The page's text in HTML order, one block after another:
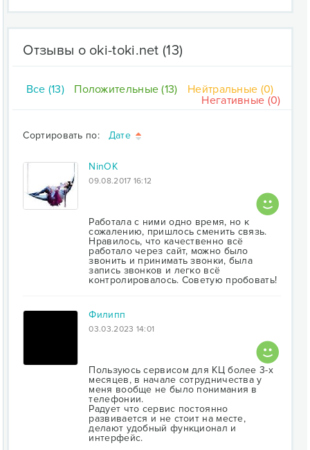
Отзывы о oki-toki.net (13)
Все (13) Положительные (13)
Нейтральные (0)
Негативные (0)
Сортировать по: Дате
NinOK
09.08.2017 16:12
Работала с ними одно время, но к
сожалению, пришлось сменить связь.
Нравилось, что качественно всё
работало через сайт, можно было
звонить и принимать звонки, была
запись звонков и легко всё
контролировалось. Советую пробовать!
Филипп
03.03.2023 14:01
Пользуюсь сервисом для КЦ более 3-х
месяцев, в начале сотрудничества у
меня вообще не было понимания в
телефонии.
Радует что сервис постоянно
развивается и не стоит на месте,
делают удобный функционал и
интерфейс.